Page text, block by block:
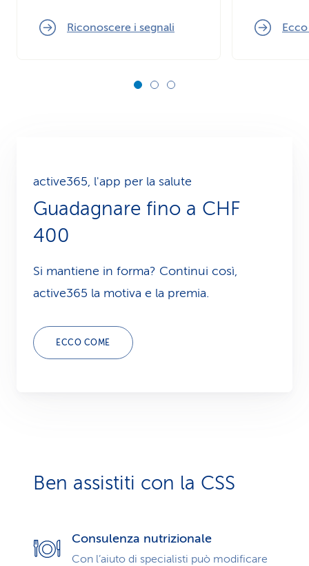
Riconoscere i segnali
active365, l'app per la salute
Guadagnare fino a CHF
400
Si mantiene in forma? Continui così,
active365 la motiva e la premia.
ECCO COME
Ben assistiti con la CSS
Consulenza nutrizionale
Con l’aiuto di specialisti può modificare